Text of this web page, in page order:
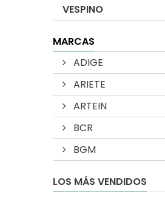
VESPINO
MARCAS
ADIGE
ARIETE
ARTEIN
BCR
BGM
LOS MÁS VENDIDOS